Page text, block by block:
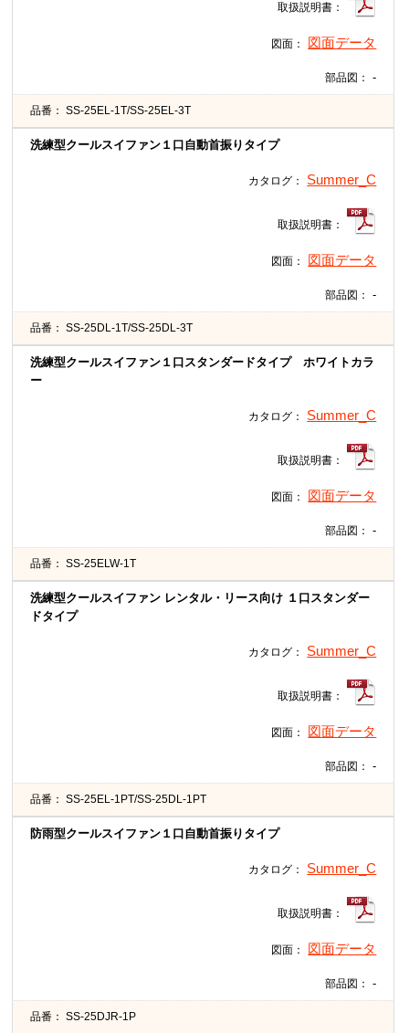
取扱説明書：
図面： 図面データ
部品図： -
品番： SS-25EL-1T/SS-25EL-3T
洗練型クールスイファン１口自動首振りタイプ
カタログ： Summer_C
取扱説明書：
図面： 図面データ
部品図： -
品番： SS-25DL-1T/SS-25DL-3T
洗練型クールスイファン１口スタンダードタイプ ホワイトカラ
ー
カタログ： Summer_C
取扱説明書：
図面： 図面データ
部品図： -
品番： SS-25ELW-1T
洗練型クールスイファン レンタル・リース向け １口スタンダー
ドタイプ
カタログ： Summer_C
取扱説明書：
図面： 図面データ
部品図： -
品番： SS-25EL-1PT/SS-25DL-1PT
防雨型クールスイファン１口自動首振りタイプ
カタログ： Summer_C
取扱説明書：
図面： 図面データ
部品図： -
品番： SS-25DJR-1P